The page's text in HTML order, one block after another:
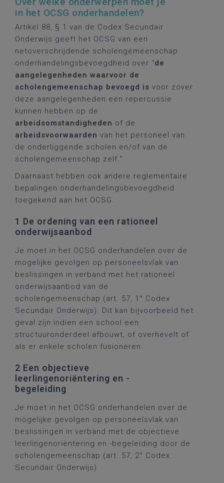
in het OCSG onderhandelen?
Artikel 88, § 1 van de Codex Secundair
Onderwijs geeft het OCSG van een
netoverschrijdende scholengemeenschap
onderhandelingsbevoegdheid over “de
aangelegenheden waarvoor de
scholengemeenschap bevoegd is voor zover
deze aangelegenheden een repercussie
kunnen hebben op de
arbeidsomstandigheden of de
arbeidsvoorwaarden van het personeel van
de onderliggende scholen en/of van de
scholengemeenschap zelf.”
Daarnaast hebben ook andere reglementaire
bepalingen onderhandelingsbevoegdheid
toegekend aan het OCSG.
1 De ordening van een rationeel
onderwijsaanbod
Je moet in het OCSG onderhandelen over de
mogelijke gevolgen op personeelsvlak van
beslissingen in verband met het rationeel
onderwijsaanbod van de
scholengemeenschap (art. 57, 1° Codex
Secundair Onderwijs). Dit kan bijvoorbeeld het
geval zijn indien een school een
structuuronderdeel afbouwt, of overhevelt of
als er enkele scholen fusioneren.
2 Een objectieve
leerlingenoriëntering en -
begeleiding
Je moet in het OCSG onderhandelen over de
mogelijke gevolgen op personeelsvlak van
beslissingen in verband met de objectieve
leerlingenoriëntering en -begeleiding door de
scholengemeenschap (art. 57, 2° Codex
Secundair Onderwijs).